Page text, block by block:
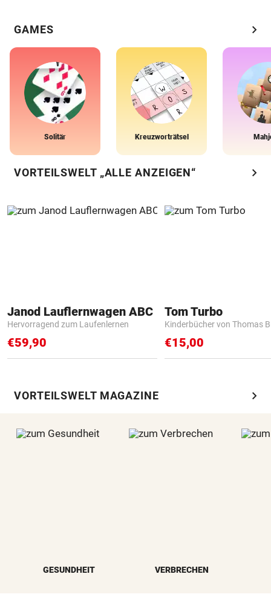
GAMES chevron_right
Solitär Kreuzworträtsel
VORTEILSWELT „ALLE ANZEIGEN“ chevron_right
Janod Lauflernwagen ABC
Hervorragend zum Laufenlernen
€59,90
Tom Turbo
Kinderbücher von Thomas
€15,00
VORTEILSWELT MAGAZINE chevron_right
GESUNDHEIT VERBRECHEN